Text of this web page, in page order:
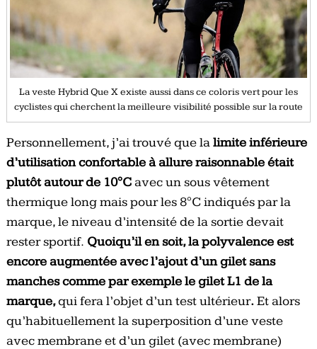
La veste Hybrid Que X existe aussi dans ce coloris vert pour les
cyclistes qui cherchent la meilleure visibilité possible sur la route
Personnellement, j’ai trouvé que lalimite inférieure
d’utilisation confortable à allure raisonnable était
plutôt autour de 10°Cavec un sous vêtement
thermique long mais pour les 8°C indiqués par la
marque, le niveau d’intensité de la sortie devait
rester sportif. Quoiqu’il en soit, la polyvalence est
encore augmentée avec l’ajout d’un gilet sans
manches comme par exemple le gilet L1 de la
marque,qui fera l’objet d’un test ultérieur.Et alors
qu’habituellement la superposition d’une veste
avec membrane et d’un gilet (avec membrane)